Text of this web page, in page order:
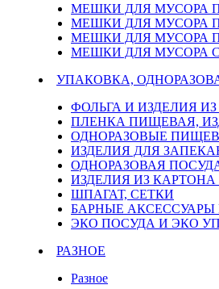
МЕШКИ ДЛЯ МУСОРА
МЕШКИ ДЛЯ МУСОРА
МЕШКИ ДЛЯ МУСОРА
МЕШКИ ДЛЯ МУСОРА
УПАКОВКА,
ФОЛЬГА И ИЗДЕЛИЯ
ПЛЕНКА ПИЩЕВАЯ,
ОДНОРАЗОВЫЕ
ИЗДЕЛИЯ ДЛЯ
ОДНОРАЗОВАЯ
ИЗДЕЛИЯ ИЗ
ШПАГАТ, СЕТКИ
БАРНЫЕ АКСЕССУАРЫ
ЭКО ПОСУДА И ЭКО
РАЗНОЕ
Разное